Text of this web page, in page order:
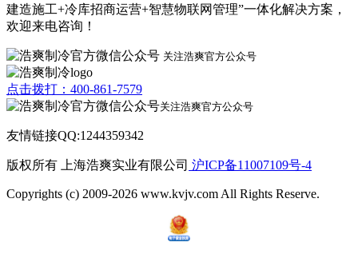
建造施工+冷库招商运营+智慧物联网管理”一体化解决方案，
欢迎来电咨询！
关注浩爽官方公众号
点击拨打：400-861-7579
关注浩爽官方公众号
友情链接QQ:1244359342
版权所有 上海浩爽实业有限公司 沪ICP备11007109号-4
Copyrights (c) 2009-2026 www.kvjv.com All Rights Reserve.